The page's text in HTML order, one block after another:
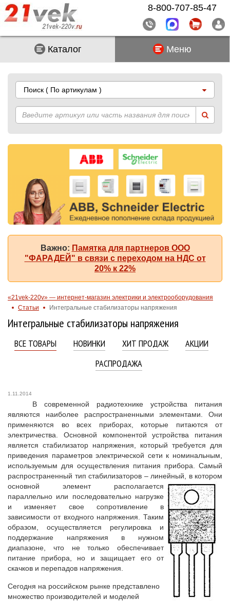
Каталог Меню
Поиск ( По артикулам )
Важно: Памятка для партнеров ООО
"ФАРАДЕЙ" в связи с переходом на НДС от
20% к 22%
«21vek-220v» — интернет-магазин электрики и электрооборудования
Статьи
Интегральные стабилизаторы напряжения
Интегральные стабилизаторы напряжения
ВСЕ ТОВАРЫ НОВИНКИ ХИТ ПРОДАЖ
АКЦИИ
РАСПРОДАЖА
1.11.2014
В современной радиотехнике устройства питания
являются наиболее распространенными элементами. Они
применяются во всех приборах, которые питаются от
электричества. Основной компонентой устройства питания
является стабилизатор напряжения, который требуется для
приведения параметров электрической сети к номинальным,
используемым для осуществления питания прибора. Самый
распространенный тип стабилизаторов – линейный, в котором
основной элемент располагается
параллельно или последовательно нагрузке
и изменяет свое сопротивление в
зависимости от входного напряжения. Таким
образом, осуществляется регулировка и
поддержание напряжения в нужном
диапазоне, что не только обеспечивает
питание прибора, но и защищает его от
скачков и перепадов напряжения.
Сегодня на российском рынке представлено
множество производителей и моделей
8-800-707-85-47